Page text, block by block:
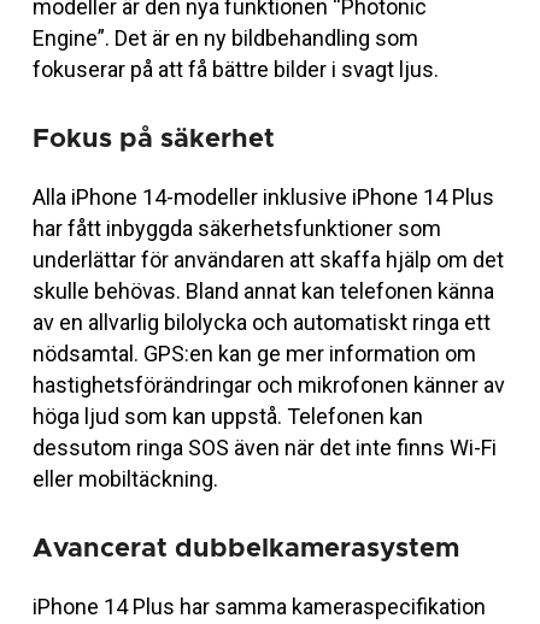
modeller är den nya funktionen “Photonic
Engine”. Det är en ny bildbehandling som
fokuserar på att få bättre bilder i svagt ljus.
Fokus på säkerhet
Alla iPhone 14-modeller inklusive iPhone 14 Plus
har fått inbyggda säkerhetsfunktioner som
underlättar för användaren att skaffa hjälp om det
skulle behövas. Bland annat kan telefonen känna
av en allvarlig bilolycka och automatiskt ringa ett
nödsamtal. GPS:en kan ge mer information om
hastighetsförändringar och mikrofonen känner av
höga ljud som kan uppstå. Telefonen kan
dessutom ringa SOS även när det inte finns Wi-Fi
eller mobiltäckning.
Avancerat dubbelkamerasystem
iPhone 14 Plus har samma kameraspecifikation